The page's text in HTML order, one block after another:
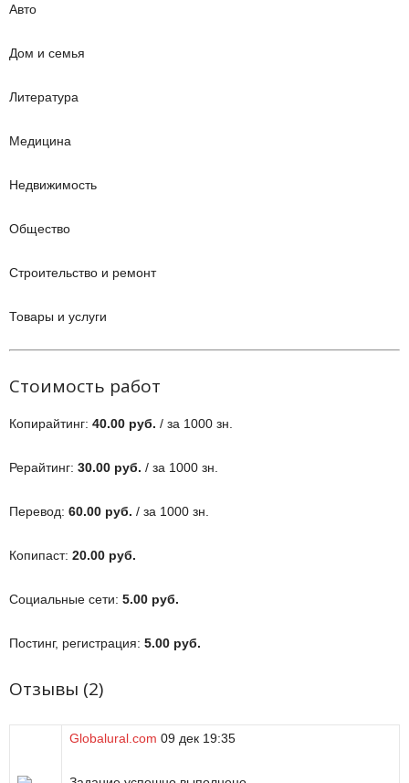
Авто
Дом и семья
Литература
Медицина
Недвижимость
Общество
Строительство и ремонт
Товары и услуги
Стоимость работ
Копирайтинг: 40.00 руб. / за 1000 зн.
Рерайтинг: 30.00 руб. / за 1000 зн.
Перевод: 60.00 руб. / за 1000 зн.
Копипаст: 20.00 руб.
Социальные сети: 5.00 руб.
Постинг, регистрация: 5.00 руб.
Отзывы (2)
Globalural.com 09 дек 19:35